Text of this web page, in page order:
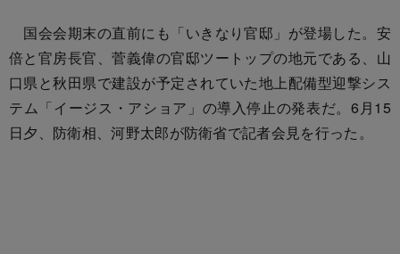
国会会期末の直前にも「いきなり官邸」が登場した。安
倍と官房長官、菅義偉の官邸ツートップの地元である、山
口県と秋田県で建設が予定されていた地上配備型迎撃シス
テム「イージス・アショア」の導入停止の発表だ。6月15
日夕、防衛相、河野太郎が防衛省で記者会見を行った。